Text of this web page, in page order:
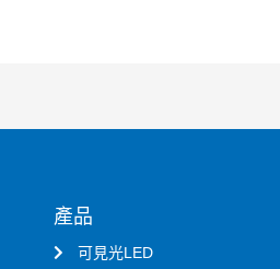
產品
可見光LED